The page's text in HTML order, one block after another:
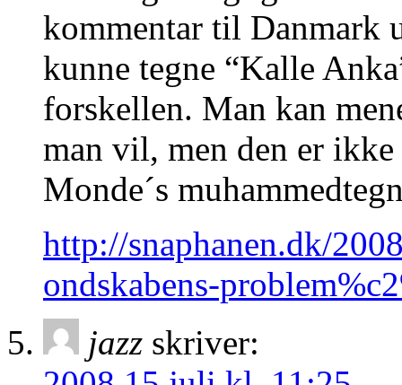
kommentar til Danmark
kunne tegne “Kalle
forskellen. Man kan
man vil, men den er
Monde´s
http://snaphanen.dk/
ondskabens-
jazz skriver: